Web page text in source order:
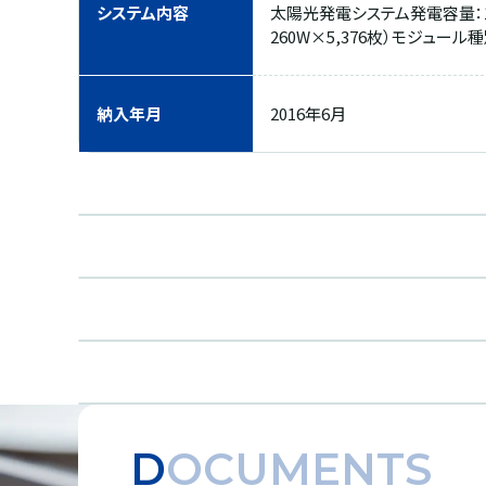
システム内容
太陽光発電システム発電容量
260W×5,376枚）モジュール
納入年月 2016年6月
DOCUMENTS